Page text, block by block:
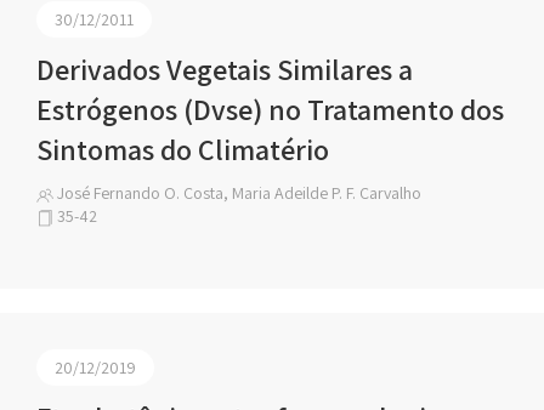
30/12/2011
Derivados Vegetais Similares a
Estrógenos (Dvse) no Tratamento dos
Sintomas do Climatério
José Fernando O. Costa, Maria Adeilde P. F. Carvalho
35-42
20/12/2019